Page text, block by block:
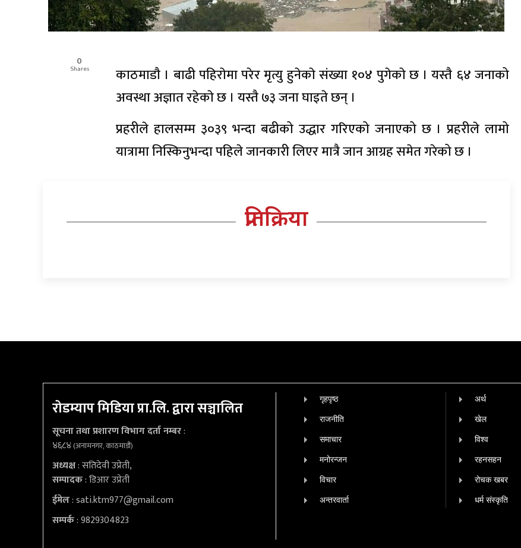
0
Shares
काठमाडाै । बाढी पहिराेमा परेर मृत्यु हुनेकाे संख्या १०४ पुगेकाे छ । यस्तै ६४ जनाको
अवस्था अज्ञात रहेकाे छ । यस्तै ७३ जना घाइते छन् ।
प्रहरीले हालसम्म ३०३९ भन्दा बढीको उद्धार गरिएको जनाएको छ । प्रहरीले लामो
यात्रामा निस्किनुभन्दा पहिले जानकारी लिएर मात्रै जान आग्रह समेत गरेको छ ।
प्रतिक्रिया
रोडम्याप मिडिया प्रा.लि. द्वारा सञ्चालित
सूचना तथा प्रशारण विभाग दर्ता नम्बर:
४६८४(अनामनगर, काठमाडौं)
अध्यक्ष: सतिदेवी उप्रेती,
सम्पादक: डिआर उप्रेती
ईमेल:sati.ktm977@gmail.com
सम्पर्क: 9829304823
गृहपृष्‍ठ
राजनीति
समाचार
मनोरन्जन
विचार
अन्तरवार्ता
अर्थ
खेल
विश्व
रहनसहन
रोचक खबर
धर्म संस्कृति